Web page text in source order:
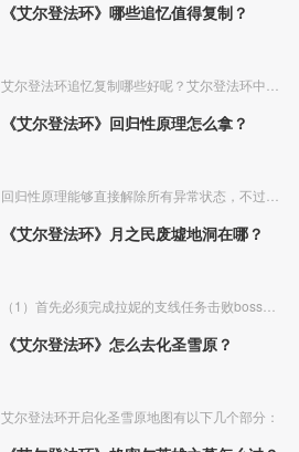
《艾尔登法环》哪些追忆值得复制？
《艾尔登法环》回归性原理怎么拿？
《艾尔登法环》月之民废墟地洞在哪？
《艾尔登法环》怎么去化圣雪原？
艾尔登法环开启化圣雪原地图有以下几个部分：